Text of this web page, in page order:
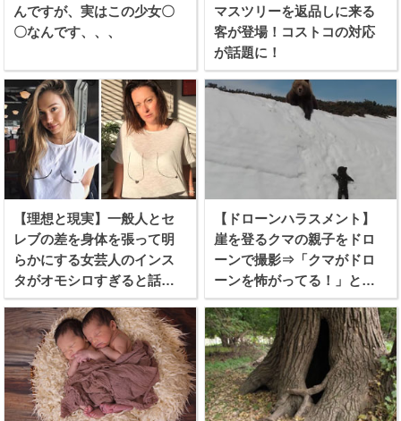
んですが、実はこの少女〇
〇なんです、、、
マスツリーを返品しに来る
客が登場！コストコの対応
が話題に！
【理想と現実】一般人とセ
レブの差を身体を張って明
らかにする女芸人のインス
タがオモシロすぎると話題
に！
【ドローンハラスメント】
崖を登るクマの親子をドロ
ーンで撮影⇒「クマがドロ
ーンを怖がってる！」と批
難殺到！